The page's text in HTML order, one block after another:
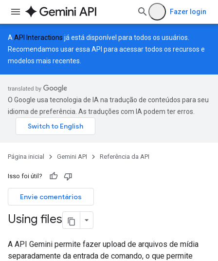
Fazer login
A API Interactions já está disponível para todos os usuários.
Recomendamos usar essa API para acessar todos os recursos e
modelos mais recentes.
O Google usa tecnologia de IA na tradução de conteúdos para seu
idioma de preferência. As traduções com IA podem ter erros.
Página inicial Gemini API Referência da API
Isso foi útil?
Envie comentários
Using files
A API Gemini permite fazer upload de arquivos de mídia
separadamente da entrada de comando, o que permite